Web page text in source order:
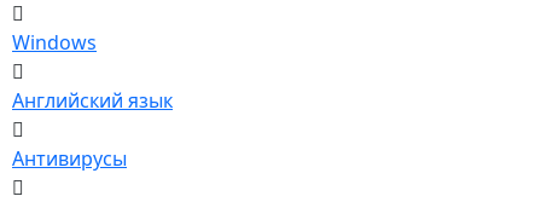
Windows
Английский язык
Антивирусы